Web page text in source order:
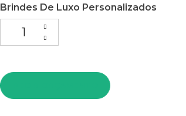
Brindes De Luxo Personalizados